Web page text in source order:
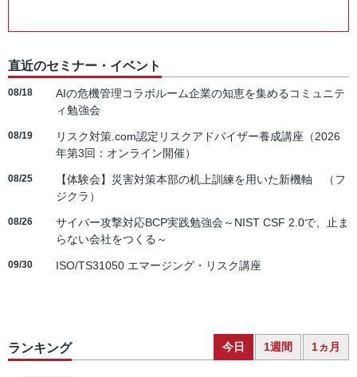
直近のセミナー・イベント
08/18
AIの危機管理コラボルーム企業の知恵を集めるコミュニテ
ィ勉強会
08/19
リスク対策.com認定リスクアドバイザー養成講座（2026
年第3回：オンライン開催）
08/25
【体験会】災害対策本部の机上訓練を用いた新機軸 （フ
ジクラ）
08/26
サイバー攻撃対応BCP実践勉強会～NIST CSF 2.0で、止ま
らない会社をつくる～
09/30 ISO/TS31050 エマージング・リスク講座
ランキング 今日 1週間 1ヵ月